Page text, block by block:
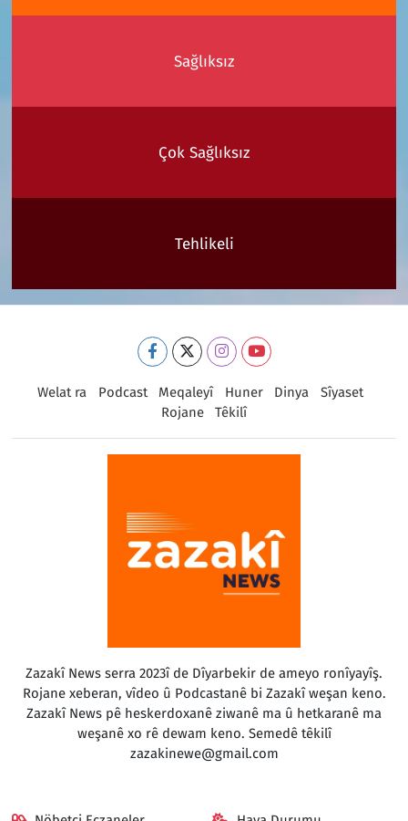
Sağlıksız
Çok Sağlıksız
Tehlikeli
Welat ra Podcast Meqaleyî Huner Dinya
Sîyaset
Rojane
Têkilî
Zazakî News serra 2023î de Dîyarbekir de ameyo ronîyayîş.
Rojane xeberan, vîdeo û Podcastanê bi Zazakî weşan keno.
Zazakî News pê heskerdoxanê ziwanê ma û hetkaranê ma
weşanê xo rê dewam keno. Semedê têkilî
zazakinewe@gmail.com